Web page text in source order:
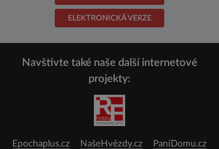
ELEKTRONICKÁ VERZE
Navštivte také naše další internetové
projekty:
Epochaplus.cz NašeHvězdy.cz PaníDomu.cz